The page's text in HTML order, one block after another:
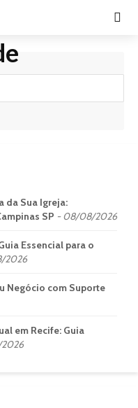
da Sua Igreja:
SP
08/08/2026
Essencial para o
2026
Negócio com Suporte
em Recife: Guia